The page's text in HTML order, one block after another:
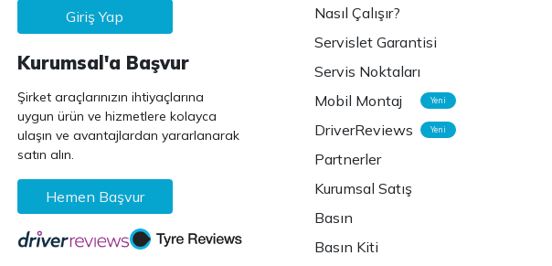
Giriş Yap
Kurumsal'a Başvur
Şirket araçlarınızın ihtiyaçlarına
uygun ürün ve hizmetlere kolayca
ulaşın ve avantajlardan yararlanarak
satın alın.
Hemen Başvur
Nasıl Çalışır?
Servislet Garantisi
Servis Noktaları
Mobil Montaj
Yeni
DriverReviews Yeni
Partnerler
Kurumsal Satış
Basın
Basın Kiti